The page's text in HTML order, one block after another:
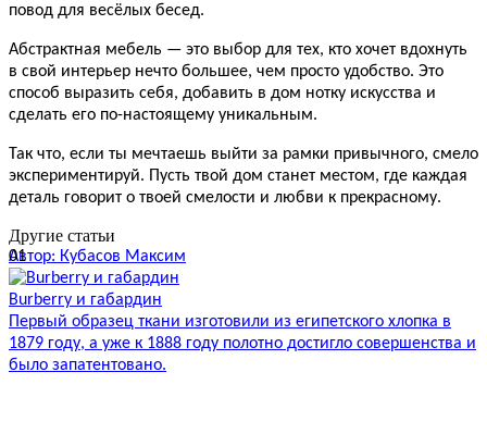
повод для весёлых бесед.
Абстрактная мебель — это выбор для тех, кто хочет вдохнуть
в свой интерьер нечто большее, чем просто удобство. Это
способ выразить себя, добавить в дом нотку искусства и
сделать его по-настоящему уникальным.
Так что, если ты мечтаешь выйти за рамки привычного, смело
экспериментируй. Пусть твой дом станет местом, где каждая
деталь говорит о твоей смелости и любви к прекрасному.
Другие статьи
01
Автор: Кубасов Максим
Burberry и габардин
Первый образец ткани изготовили из египетского хлопка в
1879 году, а уже к 1888 году полотно достигло совершенства и
было запатентовано.